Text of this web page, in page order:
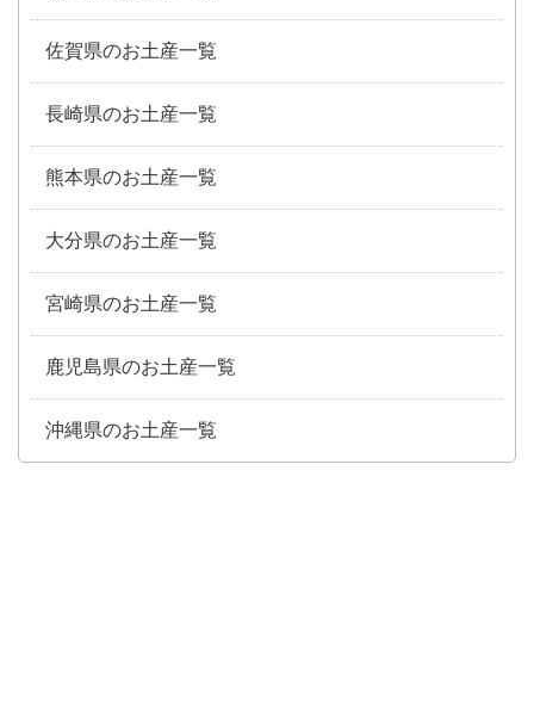
佐賀県のお土産一覧
長崎県のお土産一覧
熊本県のお土産一覧
大分県のお土産一覧
宮崎県のお土産一覧
鹿児島県のお土産一覧
沖縄県のお土産一覧